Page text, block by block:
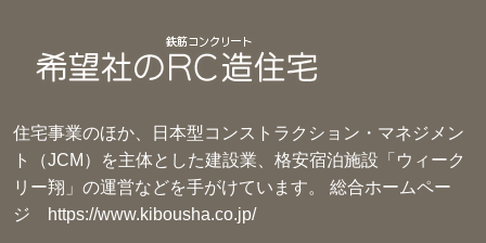
住宅事業のほか、日本型コンストラクション・マネジメン
ト（JCM）を主体とした建設業、格安宿泊施設「ウィーク
リー翔」の運営などを手がけています。 総合ホームペー
ジ
https://www.kibousha.co.jp/